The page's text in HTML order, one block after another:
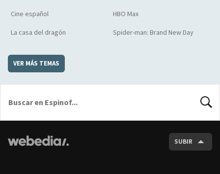
Cine español HBO Max
La casa del dragón Spider-man: Brand New Day
VER MÁS TEMAS
SUBIR